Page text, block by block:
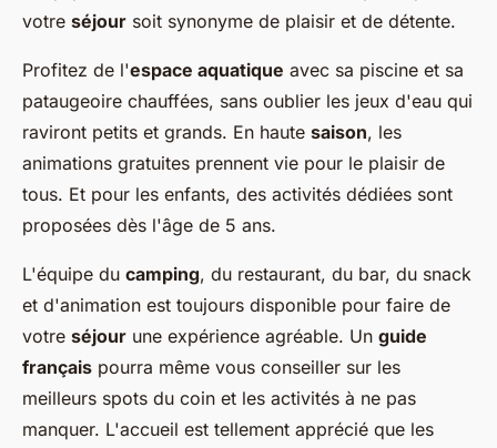
votre séjour soit synonyme de plaisir et de détente.
Profitez de l'espace aquatique avec sa piscine et sa
pataugeoire chauffées, sans oublier les jeux d'eau qui
raviront petits et grands. En haute saison, les
animations gratuites prennent vie pour le plaisir de
tous. Et pour les enfants, des activités dédiées sont
proposées dès l'âge de 5 ans.
L'équipe du camping, du restaurant, du bar, du snack
et d'animation est toujours disponible pour faire de
votre séjour une expérience agréable. Un guide
français pourra même vous conseiller sur les
meilleurs spots du coin et les activités à ne pas
manquer. L'accueil est tellement apprécié que les